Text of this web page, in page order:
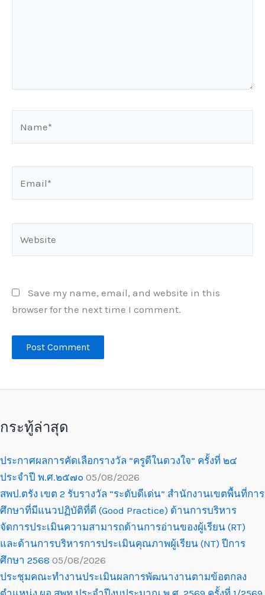
Save my name, email, and website in this
browser for the next time I comment.
กระทู้ล่าสุด
ประกาศผลการคัดเลือกรางวัล “ครูดีในดวงใจ” ครั้งที่ ๒๔
ประจำปี พ.ศ.๒๕๗๐ 05/08/2026
สพป.ตรัง เขต 2 รับรางวัล “ระดับดีเด่น” สำนักงานเขตพื้นที่การ
ศึกษาที่มีแนวปฏิบัติที่ดี (Good Practice) ด้านการบริหาร
จัดการประเมินความสามารถด้านการอ่านของผู้เรียน (RT)
และด้านการบริหารการประเมินคุณภาพผู้เรียน (NT) ปีการ
ศึกษา 2568 05/08/2026
ประชุมคณะทำงานประเมินผลการพัฒนางานตามข้อตกลง